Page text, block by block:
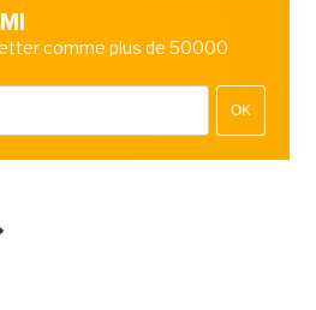
comme plus de 50000
OK